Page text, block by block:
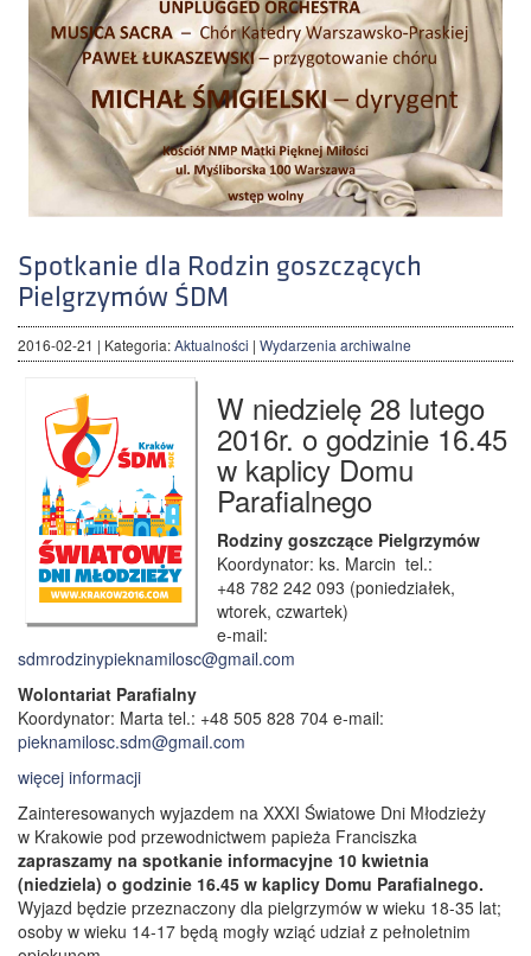
Spotkanie dla Rodzin goszczących
Pielgrzymów ŚDM
2016-02-21 | Kategoria:Aktualności | Wydarzenia archiwalne
W niedzielę 28 lutego
2016r. o godzinie 16.45
w kaplicy Domu
Parafialnego
Rodziny goszczące Pielgrzymów
Koordynator: ks. Marcin tel.:
+48 782 242 093 (poniedziałek,
wtorek, czwartek)
e-mail:
sdmrodzinypieknamilosc@gmail.com
Wolontariat Parafialny
Koordynator: Marta tel.: +48 505 828 704 e-mail:
pieknamilosc.sdm@gmail.com
więcej informacji
Zainteresowanych wyjazdem na XXXI Światowe Dni Młodzieży
w Krakowie pod przewodnictwem papieża Franciszka
zapraszamy na spotkanie informacyjne 10 kwietnia
(niedziela) o godzinie 16.45 w kaplicy Domu Parafialnego.
Wyjazd będzie przeznaczony dla pielgrzymów w wieku 18-35 lat;
osoby w wieku 14-17 będą mogły wziąć udział z pełnoletnim